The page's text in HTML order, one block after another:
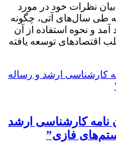
نظرات خود در مورد
طی سال‌های آتی، چگونه
و نحوه استفاده از آن
پول نقد اغلب اقتصادهای توسعه یافته
­نامه کارشناسی­ ارشد
فازی”